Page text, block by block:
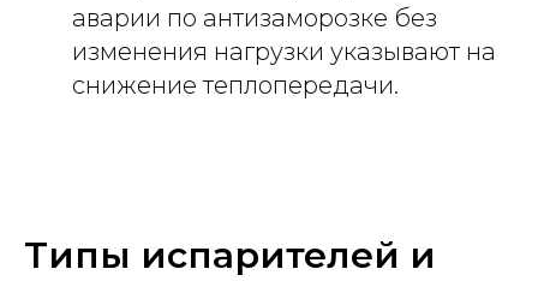
аварии по антизаморозке без
изменения нагрузки указывают на
снижение теплопередачи.
Типы испарителей и